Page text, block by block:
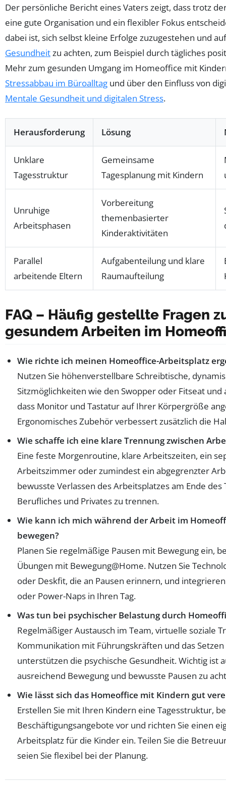
Der persönliche Bericht eines Vaters zeigt, dass trotz
eine gute Organisation und ein flexibler Fokus
dabei ist, sich selbst kleine Erfolge zuzugestehen und
Gesundheitzu achten, zum Beispiel durch tägliches
Mehr zum gesunden Umgang im Homeoffice mit
Stressabbau im Büroalltag und über den Einfluss von
Mentale Gesundheit und digitalen Stress.
Herausforderung Lösung
Unklare
Tagesstruktur
Gemeinsame
Tagesplanung mit Kindern
Unruhige
Arbeitsphasen
Vorbereitung
themenbasierter
Kinderaktivitäten
Parallel
arbeitende Eltern
Aufgabenteilung und klare
Raumaufteilung
FAQ – Häufig gestellte Fragen
gesundem Arbeiten im
Wie richte ich meinen Homeoffice-Arbeitsplatz
Nutzen Sie höhenverstellbare Schreibtische,
Sitzmöglichkeiten wie den Swopper oder Fitseat und
dass Monitor und Tastatur auf Ihrer Körpergröße
Ergonomisches Zubehör verbessert zusätzlich die
Wie schaffe ich eine klare Trennung zwischen
Eine feste Morgenroutine, klare Arbeitszeiten, ein
Arbeitszimmer oder zumindest ein abgegrenzter
bewusste Verlassen des Arbeitsplatzes am Ende des
Berufliches und Privates zu trennen.
Wie kann ich mich während der Arbeit im
bewegen?
Planen Sie regelmäßige Pausen mit Bewegung ein,
Übungen mit Bewegung@Home. Nutzen Sie
oder Deskfit, die an Pausen erinnern, und integrieren
oder Power-Naps in Ihren Tag.
Was tun bei psychischer Belastung durch
Regelmäßiger Austausch im Team, virtuelle soziale
Kommunikation mit Führungskräften und das
unterstützen die psychische Gesundheit. Wichtig ist
ausreichend Bewegung und bewusste Pausen zu
Wie lässt sich das Homeoffice mit Kindern gut
Erstellen Sie mit Ihren Kindern eine Tagesstruktur,
Beschäftigungsangebote vor und richten Sie einen
Arbeitsplatz für die Kinder ein. Teilen Sie die
seien Sie flexibel bei der Planung.